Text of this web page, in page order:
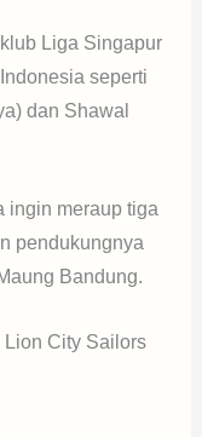
Liga Singapur
seperti
dan Shawal
ingin meraup tiga
pendukungnya
Bandung.
City Sailors